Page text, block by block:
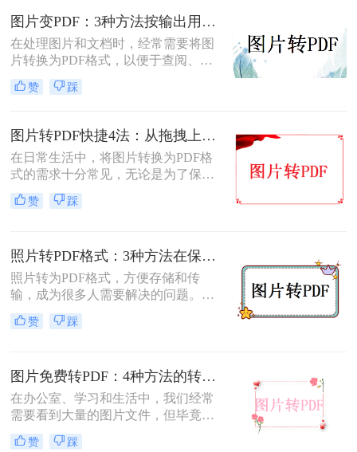
转换pdf呢？本文将介绍三种将JPG图
片转换为PDF的方法。
图片变PDF：3种方法按输出用途（打印/存档/分享）选！
在处理图片和文档时，经常需要将图
片转换为PDF格式，以便于查阅、分
享或存档。那么如何把图片变成pdf
呢？本文将介绍三种常用的图片转
赞 踩
图片转PDF快捷4法：从拖拽上传到批量导出的操作流程！
在日常生活中，将图片转换为PDF格
式的需求十分常见，无论是为了保存
照片、制作电子相册，还是为了提交
报告和简历中的图片资料。那么图片
完成图片到PDF的转换。
赞 踩
照片转PDF格式：3种方法在保留EXIF信息和画质上的差异！
照片转为PDF格式，方便存储和传
输，成为很多人需要解决的问题。无
论是为了整理相册、备份照片，还是
为了表格化、合并分享，PDF格式都
简单而快速的方法，帮助您轻松实现
照片转PDF的操作。
赞 踩
图片免费转PDF：4种方法的转换速度和画质损失对比！
在办公室、学习和生活中，我们经常
需要看到大量的图片文件，但毕竟，
一张一张地看照片相对麻烦，所以我
们通常会把照片变成PDF。事实上，
赞 踩